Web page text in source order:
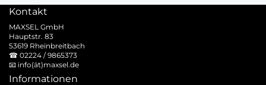
Kontakt
MAXSEL GmbH
Hauptstr. 83
53619 Rheinbreitbach
☎ 02224 / 9865373
📧 info(ät)maxsel.de
Informationen